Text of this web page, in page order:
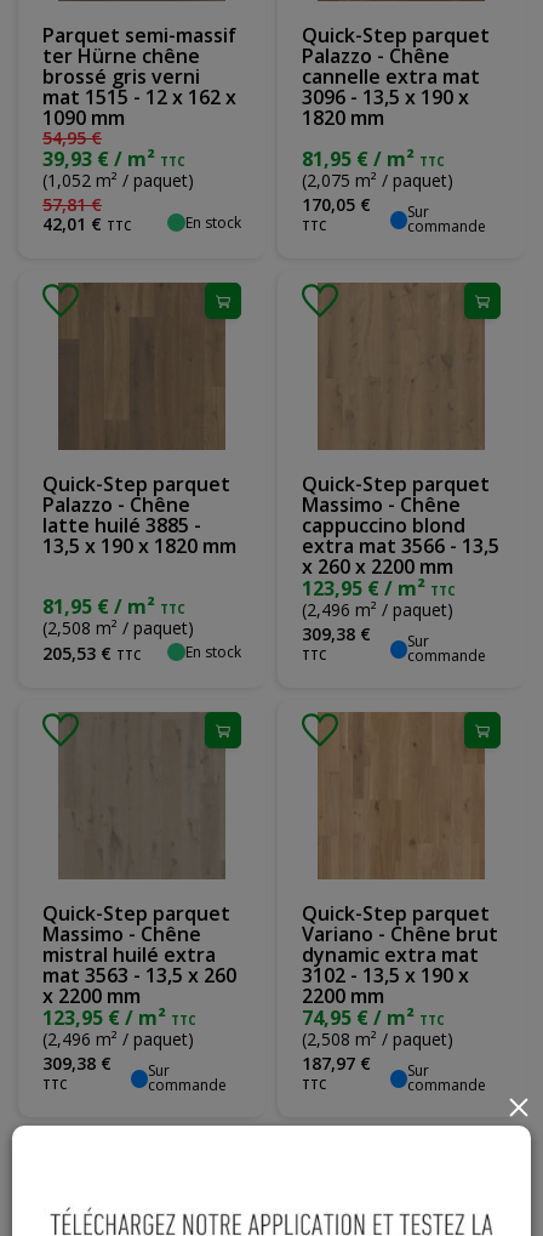
Parquet semi-massif
ter Hürne chêne
brossé gris verni
mat 1515 - 12 x 162 x
1090 mm
54,95€
39,93 € / m² TTC
(1,052 m² / paquet)
57,81€
42,01 € TTC En stock
Quick-Step parquet
Palazzo - Chêne
cannelle extra mat
3096 - 13,5 x 190 x
1820 mm
81,95 € / m² TTC
(2,075 m² / paquet)
170,05 €
TTC
Sur
commande
Quick-Step parquet
Palazzo - Chêne
latte huilé 3885 -
13,5 x 190 x 1820 mm
81,95 € / m² TTC
(2,508 m² / paquet)
205,53 € TTC En stock
Quick-Step parquet
Massimo - Chêne
cappuccino blond
extra mat 3566 - 13,5
x 260 x 2200 mm
123,95 € / m² TTC
(2,496 m² / paquet)
309,38 €
TTC
Sur
commande
Quick-Step parquet
Massimo - Chêne
mistral huilé extra
mat 3563 - 13,5 x 260
x 2200 mm
123,95 € / m² TTC
(2,496 m² / paquet)
309,38 €
TTC
Sur
commande
Quick-Step parquet
Variano - Chêne brut
dynamic extra mat
3102 - 13,5 x 190 x
2200 mm
74,95 € / m² TTC
(2,508 m² / paquet)
187,97 €
TTC
Sur
commande
×